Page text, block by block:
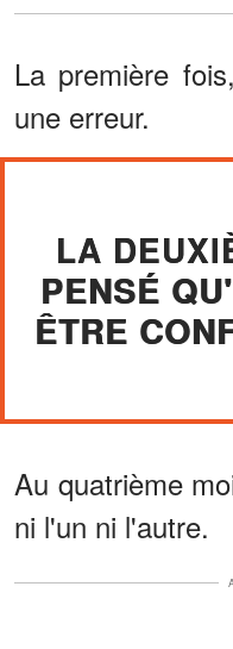
La première
une erreur.
LA
PENSÉ
ÊTRE
Au quatrième
ni l'un ni l'autre.